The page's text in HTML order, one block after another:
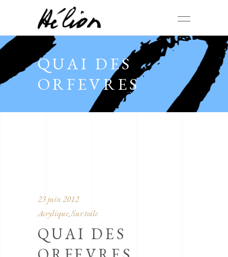
QUAI DES
ORFEVRES
23 juin 2012
Acrylique, Sur toile
QUAI DES